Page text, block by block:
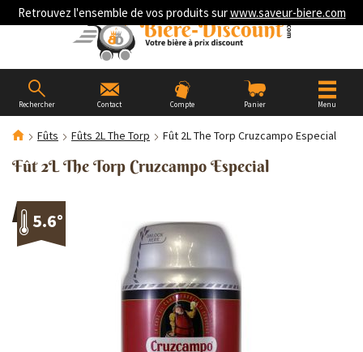
Retrouvez l'ensemble de vos produits surwww.saveur-biere.com
Rechercher Contact Compte Panier Menu
Fûts Fûts 2L The Torp Fût 2L The Torp Cruzcampo Especial
Fût 2L The Torp Cruzcampo Especial
5.6°